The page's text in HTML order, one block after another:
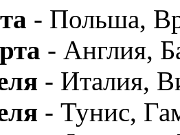
- Польша,
- Англия,
- Италия,
- Тунис,